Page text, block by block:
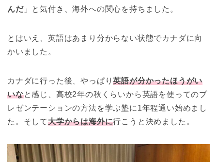
んだ」と気付き、海外への関心を持ちました。
とはいえ、英語はあまり分からない状態でカナダに向
かいました。
カナダに行った後、やっぱり英語が分かったほうがい
いなと感じ、高校2年の秋くらいから英語を使ってのプ
レゼンテーションの方法を学ぶ塾に1年程通い始めまし
た。そして大学からは海外に行こうと決めました。